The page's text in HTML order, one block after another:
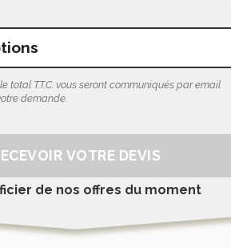
total T.T.C. vous seront communiqués par email
demande.
VOTRE DEVIS
de nos offres du moment